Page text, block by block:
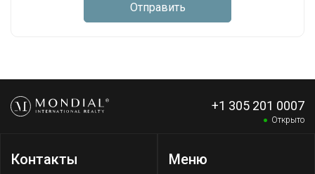
Отправить
+1 305 201 0007
Открыто
Контакты Меню